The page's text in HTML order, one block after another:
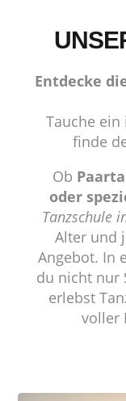
Entdecke
Tauche ein
finde
Ob
oder
Tanzschule
Alter und
Angebot. In
du nicht nur
erlebst
voller